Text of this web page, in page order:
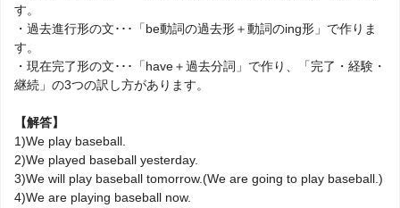
す。
・過去進行形の文･･･「be動詞の過去形＋動詞のing形」で作りま
す。
・現在完了形の文･･･「have＋過去分詞」で作り、「完了・経験・
継続」の3つの訳し方があります。
【解答】
1)We play baseball.
2)We played baseball yesterday.
3)We will play baseball tomorrow.(We are going to play baseball.)
4)We are playing baseball now.